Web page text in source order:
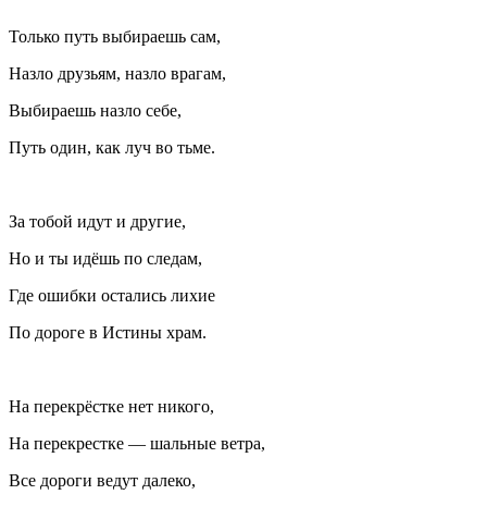
Только путь выбираешь сам,
Назло друзьям, назло врагам,
Выбираешь назло себе,
Путь один, как луч во тьме.
За тобой идут и другие,
Но и ты идёшь по следам,
Где ошибки остались лихие
По дороге в Истины храм.
На перекрёстке нет никого,
На перекрестке — шальные ветра,
Все дороги ведут далеко,